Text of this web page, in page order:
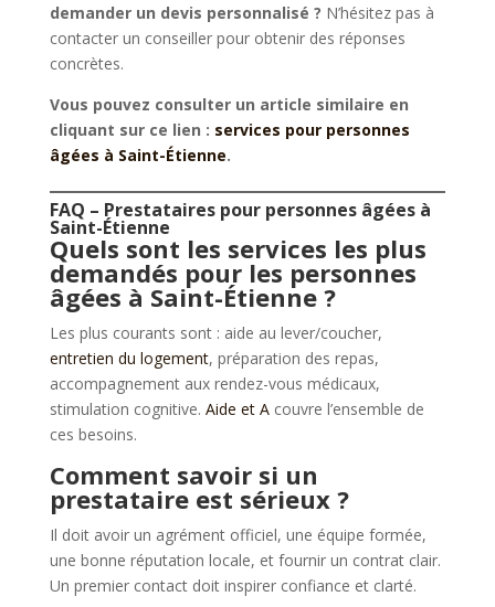
demander un devis personnalisé ? N’hésitez pas à
contacter un conseiller pour obtenir des réponses
concrètes.
Vous pouvez consulter un article similaire en
cliquant sur ce lien : services pour personnes
âgées à Saint-Étienne.
FAQ – Prestataires pour personnes âgées à
Saint-Étienne
Quels sont les services les plus
demandés pour les personnes
âgées à Saint-Étienne ?
Les plus courants sont : aide au lever/coucher,
entretien du logement, préparation des repas,
accompagnement aux rendez-vous médicaux,
stimulation cognitive. Aide et Acouvre l’ensemble de
ces besoins.
Comment savoir si un
prestataire est sérieux ?
Il doit avoir un agrément officiel, une équipe formée,
une bonne réputation locale, et fournir un contrat clair.
Un premier contact doit inspirer confiance et clarté.